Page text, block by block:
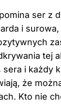
ser z
i surowa,
tej
i każdy
że
Kto nie